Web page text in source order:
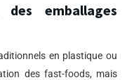
des emballages
en plastique ou
des fast-foods, mais